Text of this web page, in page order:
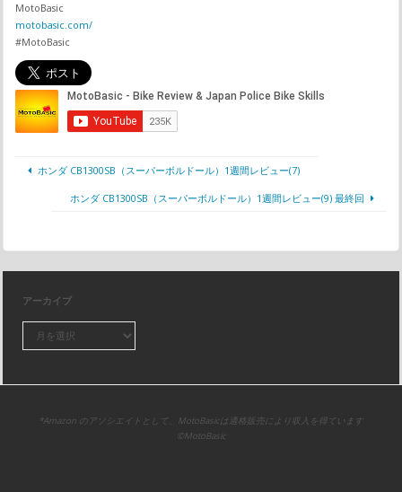
MotoBasic
motobasic.com/
#MotoBasic
ホンダ CB1300SB（スーパーボルドール）1週間レビュー(7)
ホンダ CB1300SB（スーパーボルドール）1週間レビュー(9) 最終回
アーカイブ
*Amazon のアソシエイトとして、MotoBasicは適格販売により収入を得ています
©MotoBasic